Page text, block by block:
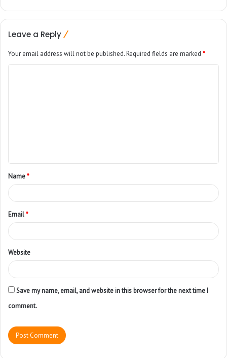
Leave a Reply
Your email address will not be published.Required fields are marked *
Name*
Email*
Website
Save my name, email, and website in this browser for the next time I
comment.